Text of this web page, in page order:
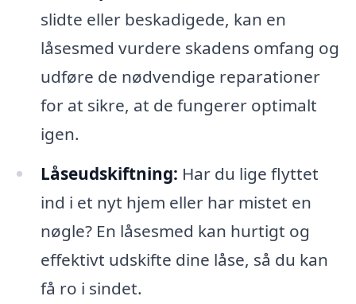
slidte eller beskadigede, kan en
låsesmed vurdere skadens omfang og
udføre de nødvendige reparationer
for at sikre, at de fungerer optimalt
igen.
Låseudskiftning: Har du lige flyttet
ind i et nyt hjem eller har mistet en
nøgle? En låsesmed kan hurtigt og
effektivt udskifte dine låse, så du kan
få ro i sindet.